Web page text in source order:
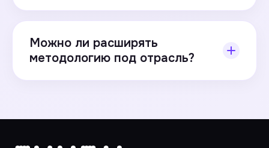
возможность воспроизвести расчёты за
нужный период.
Можно ли расширять
методологию под отрасль?